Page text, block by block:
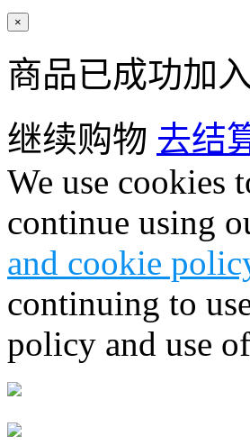
×
商品已成功加
继续购物 去结
We use cookies
continue using
and cookie
continuing to
policy and use